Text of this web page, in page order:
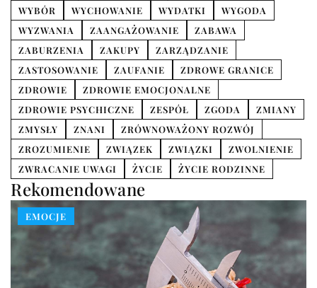
WYBÓR
WYCHOWANIE WYDATKI
WYGODA
WYZWANIA
ZAANGAŻOWANIE
ZABAWA
ZABURZENIA
ZAKUPY
ZARZĄDZANIE
ZASTOSOWANIE
ZAUFANIE
ZDROWE GRANICE
ZDROWIE
ZDROWIE EMOCJONALNE
ZDROWIE PSYCHICZNE
ZESPÓŁ ZGODA
ZMIANY
ZMYSŁY
ZNANI
ZRÓWNOWAŻONY ROZWÓJ
ZROZUMIENIE
ZWIĄZEK ZWIĄZKI
ZWOLNIENIE
ZWRACANIE UWAGI
ŻYCIE ŻYCIE RODZINNE
Rekomendowane
EMOCJE